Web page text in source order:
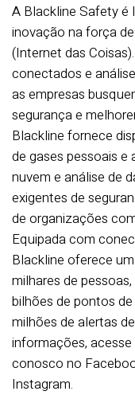
A Blackline Safety é
inovação na força
(Internet das
conectados e
as empresas
segurança e
Blackline fornece
de gases pessoais
nuvem e análise de
exigentes de
de organizações
Equipada com
Blackline oferece
milhares de
bilhões de pontos
milhões de alertas
informações,
conosco no
Instagram.